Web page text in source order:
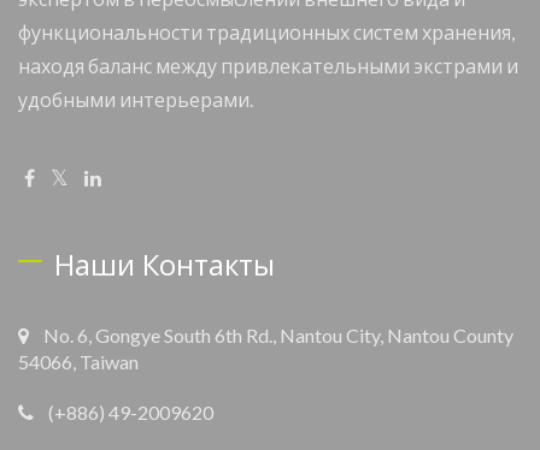
функциональности традиционных систем хранения,
находя баланс между привлекательными экстрами и
удобными интерьерами.
Наши Контакты
No. 6, Gongye South 6th Rd., Nantou City, Nantou County
54066, Taiwan
(+886) 49-2009620